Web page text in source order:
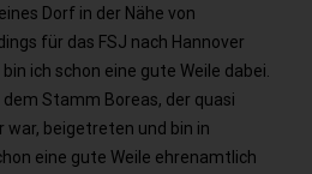
Dorf in der Nähe von
für das FSJ nach Hannover
ich schon eine gute Weile dabei.
Stamm Boreas, der quasi
war, beigetreten und bin in
eine gute Weile ehrenamtlich